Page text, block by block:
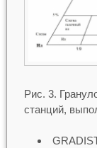
Рис. 3.
станций,